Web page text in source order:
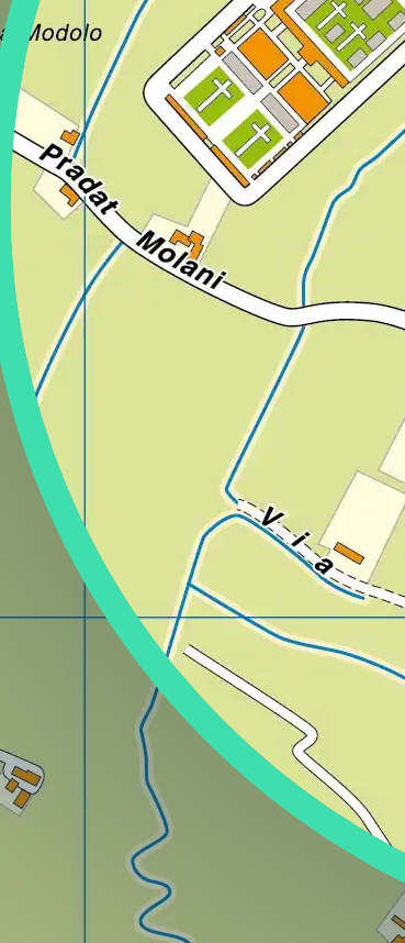
Regione
Sicilia
Regione
Toscana
Regione
Trentino-Alto Adige
Regione
Valle d'Aosta
Veneto
Regione